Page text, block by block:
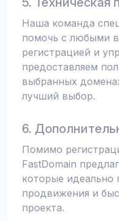
Наша команда
помочь с любыми
регистрацией и
предоставляем
выбранных
лучший выбор.
6.
Помимо
FastDomain
которые идеально
продвижения и
проекта.